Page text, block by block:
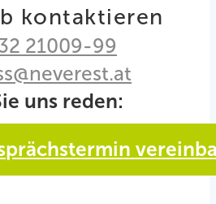
kontaktieren
21009-99
uns reden: